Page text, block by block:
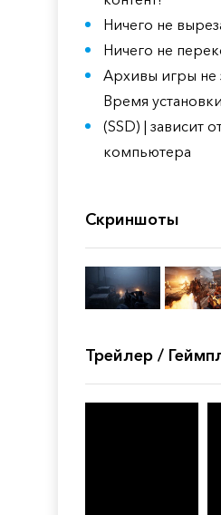
Ничего не
Ничего не
Архивы игры не
Время
(SSD) | зависит
компьютера
Скриншоты
Трейлер /